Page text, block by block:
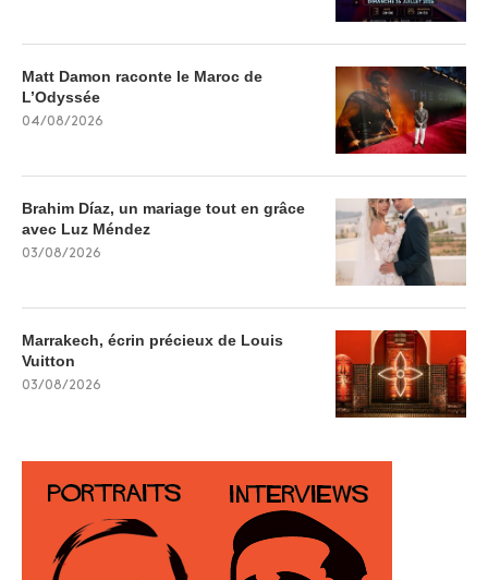
Matt Damon raconte le Maroc de
L’Odyssée
04/08/2026
Brahim Díaz, un mariage tout en grâce
avec Luz Méndez
03/08/2026
Marrakech, écrin précieux de Louis
Vuitton
03/08/2026